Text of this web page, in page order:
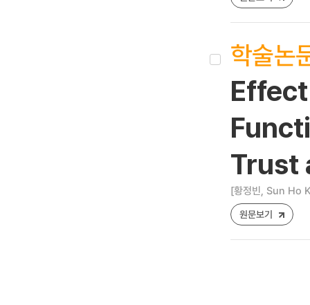
학술논
Trust
[황정빈, Sun Ho
원문보기